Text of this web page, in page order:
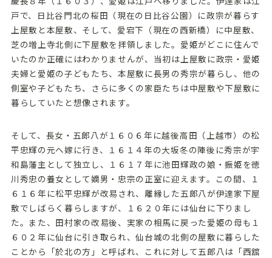
田村家家系図
三春町に残る愛姫の足跡
読み物
愛姫に関連した三春町の行事
三春町へのアクセス
戸で、日比谷門北の桜田（現在の日比谷公園）に政宗が暮らす
上屋敷と本屋敷、そして、愛宕下（現在の西新橋）に中屋敷、
芝の増上寺北側に下屋敷を拝領しました。愛姫がどこに住んで
いたのか正確にはわかりませんが、当初は上屋敷に政宗・愛姫
夫婦と愛姫の子どもたち、本屋敷に長男の秀宗が暮らし、他の
側室や子どもたち、さらに多くの家臣たちは中屋敷や下屋敷に
暮らしていたと想像されます。
そして、長女・五郎八が１６０６年に越後高田（上越市）の松
平忠輝の元へ嫁に行き、１６１４年の大坂冬の陣後に秀宗が宇
和島藩主として独立し、１６１７年に池田輝政の娘・振姫を徳
川秀忠の養女として嫡男・忠宗の正室に迎えます。この間、１
６１６年に松平忠輝が改易され、離縁した五郎八が伊達家下屋
敷でしばらく暮らしますが、１６２０年には仙台に下りまし
た。また、田村家の改易後、実家の相馬に戻った愛姫の母も１
６０２年に仙台に引き取られ、仙台城の北側の屋敷に暮らした
ことから「於北の方」と呼ばれ、これに対して五郎八は「西舘